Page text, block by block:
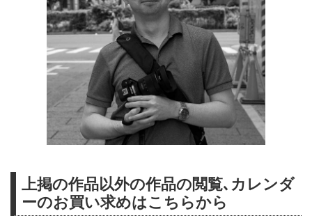
上掲の作品以外の作品の閲覧､カレンダ
ーのお買い求めはこちらから